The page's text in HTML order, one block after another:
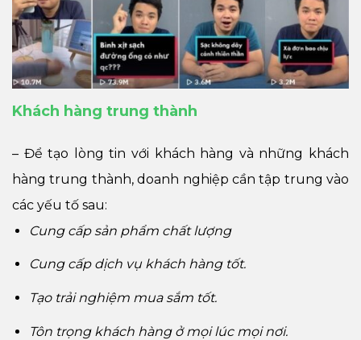
Khách hàng trung thành
– Để tạo lòng tin với khách hàng và những khách
hàng trung thành, doanh nghiệp cần tập trung vào
các yếu tố sau:
Cung cấp sản phẩm chất lượng
Cung cấp dịch vụ khách hàng tốt.
Tạo trải nghiệm mua sắm tốt.
Tôn trọng khách hàng ở mọi lúc mọi nơi.